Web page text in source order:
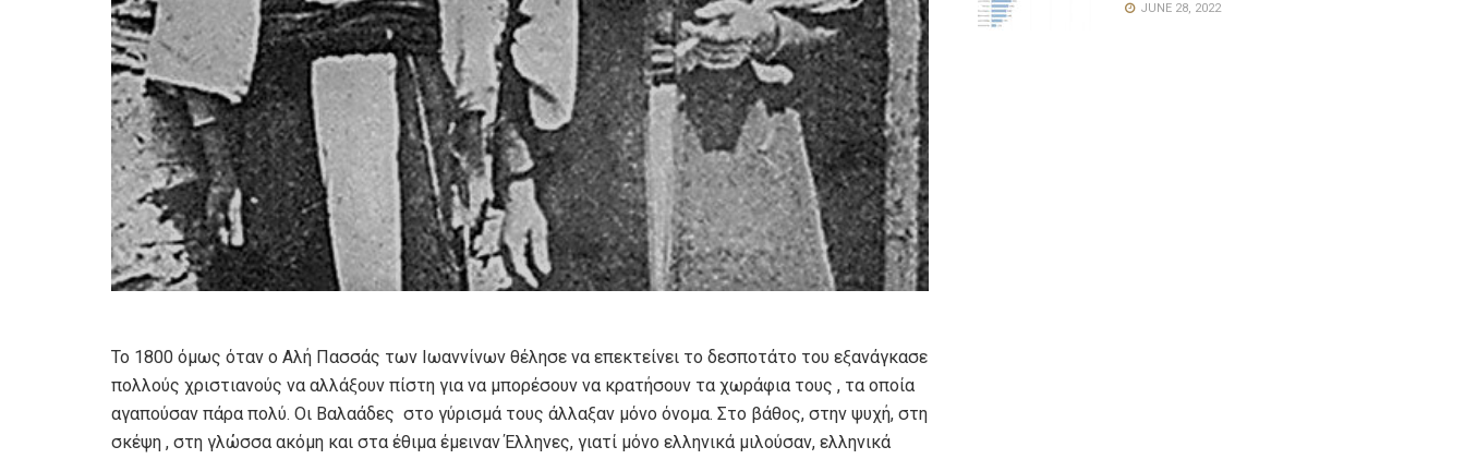
Το 1800 όμως όταν ο Αλή Πασσάς των Ιωαννίνων θέλησε να επεκτείνει το δεσποτάτο του εξανάγκασε
πολλούς χριστιανούς να αλλάξουν πίστη για να μπορέσουν να κρατήσουν τα χωράφια τους , τα οποία
αγαπούσαν πάρα πολύ. Οι Βαλαάδες στο γύρισμά τους άλλαξαν μόνο όνομα. Στο βάθος, στην ψυχή, στη
σκέψη , στη γλώσσα ακόμη και στα έθιμα έμειναν Έλληνες, γιατί μόνο ελληνικά μιλούσαν, ελληνικά
JUNE 28, 2022